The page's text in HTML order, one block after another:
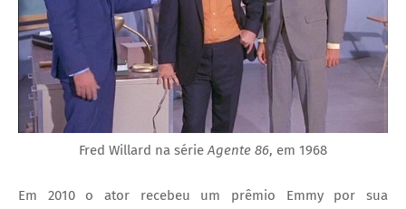
Fred Willard na sérieAgente 86, em 1968
Em 2010 o ator recebeu um prêmio Emmy por sua